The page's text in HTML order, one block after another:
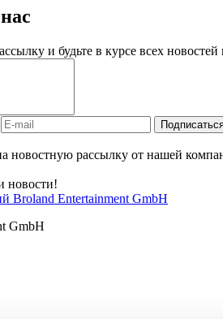
и будьте в курсе всех новостей
новостную рассылку от нашей
новости!
GmbH